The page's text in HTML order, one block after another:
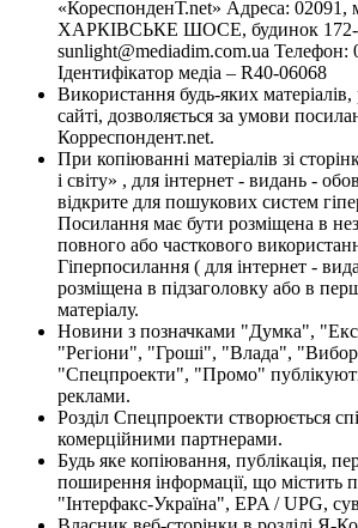
«КореспонденТ.net» Адреса: 02091,
ХАРКІВСЬКЕ ШОСЕ, будинок 172-
sunlight@mediadim.com.ua Телефон:
Ідентифікатор медіа – R40-06068
Використання будь-яких
сайті, дозволяється за умови
Корреспондент.net.
При копіюванні матеріалів зі
і світу» , для інтернет - видань -
відкрите для пошукових систем
Посилання має бути розміщена в
повного або часткового
Гіперпосилання ( для інтернет -
розміщена в підзаголовку або в
матеріалу.
Новини з позначками "Думка",
"Регіони", "Гроші", "Влада",
"Спецпроекти", "Промо"
реклами.
Розділ Спецпроекти створюється
комерційними партнерами.
Будь яке копіювання, публікація,
поширення інформації, що містить
"Інтерфакс-Україна", EPA / UPG,